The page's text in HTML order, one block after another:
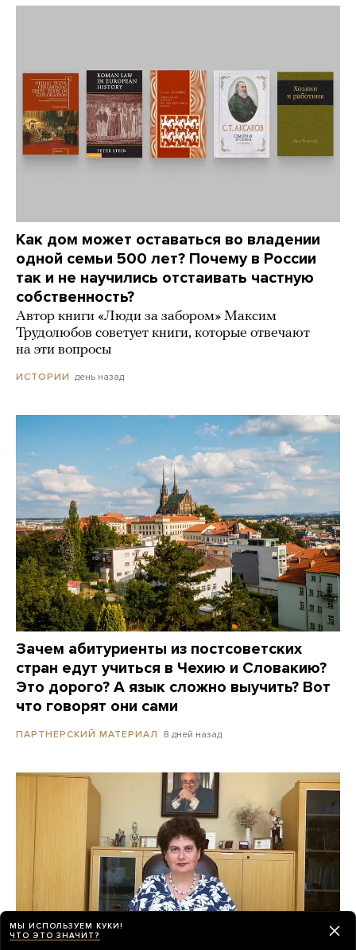
Как дом может оставаться во владении
одной семьи 500 лет? Почему в России
так и не научились отстаивать частную
собственность?
Автор книги «Люди за забором» Максим
Трудолюбов советует книги, которые отвечают
на эти вопросы
ИСТОРИИ день назад
Зачем абитуриенты из постсоветских
стран едут учиться в Чехию и Словакию?
Это дорого? А язык сложно выучить? Вот
что говорят они сами
ПАРТНЕРСКИЙ МАТЕРИАЛ 8 дней назад
МЫ ИСПОЛЬЗУЕМ КУКИ!
ЧТО ЭТО ЗНАЧИТ?